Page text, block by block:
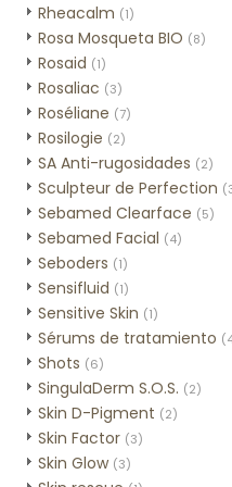
Rheacalm (1)
Rosa Mosqueta BIO (8)
Rosaid (1)
Rosaliac (3)
Roséliane (7)
Rosilogie (2)
SA Anti-rugosidades (2)
Sculpteur de Perfection
Sebamed Clearface (5)
Sebamed Facial (4)
Seboders (1)
Sensifluid (1)
Sensitive Skin (1)
Sérums de tratamiento
Shots (6)
SingulaDerm S.O.S. (2)
Skin D-Pigment (2)
Skin Factor (3)
Skin Glow (3)